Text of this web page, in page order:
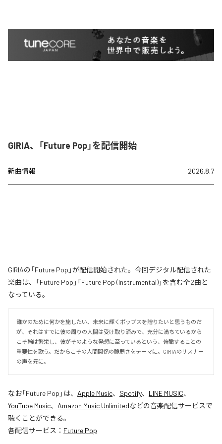
GIRIA、「Future Pop」を配信開始
新曲情報 2026.8.7
GIRIAの「Future Pop」が配信開始された。今回デジタル配信された
楽曲は、「Future Pop」「Future Pop (Instrumental)」を含む全2曲と
なっている。
誰かのために何かを施したい、未来に輝くポップスを贈りたいと思うものだ
が、それはすでに彼の周りの人間は受け取り済みで、充分に満ちているから
こそ輪は繁栄し、彼がそのような発想に至っているという、俯瞰することの
重要性を歌う。だからこその人間関係の脆弱さをテーマに。GIRIAのリスナー
の声を元に。
なお「Future Pop 」は、 Apple Music、 Spotify、 LINE MUSIC、
YouTube Music、 Amazon Music Unlimitedなどの音楽配信サービスで
聴くことができる。
各配信サービス： Future Pop